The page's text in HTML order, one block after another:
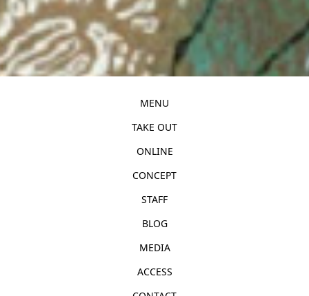
MENU
TAKE OUT
ONLINE
CONCEPT
STAFF
BLOG
MEDIA
ACCESS